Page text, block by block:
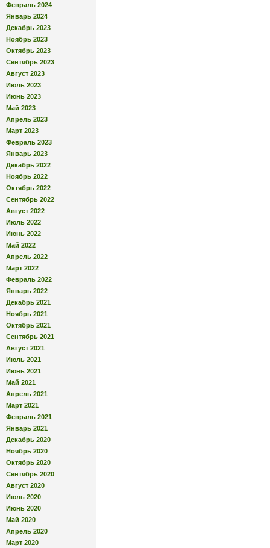
Февраль 2024
Январь 2024
Декабрь 2023
Ноябрь 2023
Октябрь 2023
Сентябрь 2023
Август 2023
Июль 2023
Июнь 2023
Май 2023
Апрель 2023
Март 2023
Февраль 2023
Январь 2023
Декабрь 2022
Ноябрь 2022
Октябрь 2022
Сентябрь 2022
Август 2022
Июль 2022
Июнь 2022
Май 2022
Апрель 2022
Март 2022
Февраль 2022
Январь 2022
Декабрь 2021
Ноябрь 2021
Октябрь 2021
Сентябрь 2021
Август 2021
Июль 2021
Июнь 2021
Май 2021
Апрель 2021
Март 2021
Февраль 2021
Январь 2021
Декабрь 2020
Ноябрь 2020
Октябрь 2020
Сентябрь 2020
Август 2020
Июль 2020
Июнь 2020
Май 2020
Апрель 2020
Март 2020